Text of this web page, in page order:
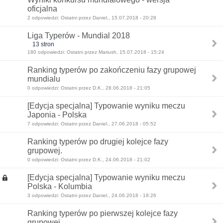
oficjalna
2 odpowiedzi: Ostatni przez Daniel., 15.07.2018 - 20:28
Liga Typerów - Mundial 2018
13 stron
180 odpowiedzi: Ostatni przez Mariush, 15.07.2018 - 15:24
Ranking typerów po zakończeniu fazy grupowej
mundialu
0 odpowiedzi: Ostatni przez D.K., 28.06.2018 - 21:05
[Edycja specjalna] Typowanie wyniku meczu
Japonia - Polska
7 odpowiedzi: Ostatni przez Daniel., 27.06.2018 - 05:52
Ranking typerów po drugiej kolejce fazy
grupowej.
0 odpowiedzi: Ostatni przez D.K., 24.06.2018 - 21:02
[Edycja specjalna] Typowanie wyniku meczu
Polska - Kolumbia
3 odpowiedzi: Ostatni przez Daniel., 24.06.2018 - 18:26
Ranking typerów po pierwszej kolejce fazy